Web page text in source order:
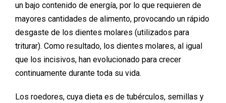
un bajo contenido de energía, por lo que requieren de
mayores cantidades de alimento, provocando un rápido
desgaste de los dientes molares (utilizados para
triturar). Como resultado, los dientes molares, al igual
que los incisivos, han evolucionado para crecer
continuamente durante toda su vida.
Los roedores, cuya dieta es de tubérculos, semillas y